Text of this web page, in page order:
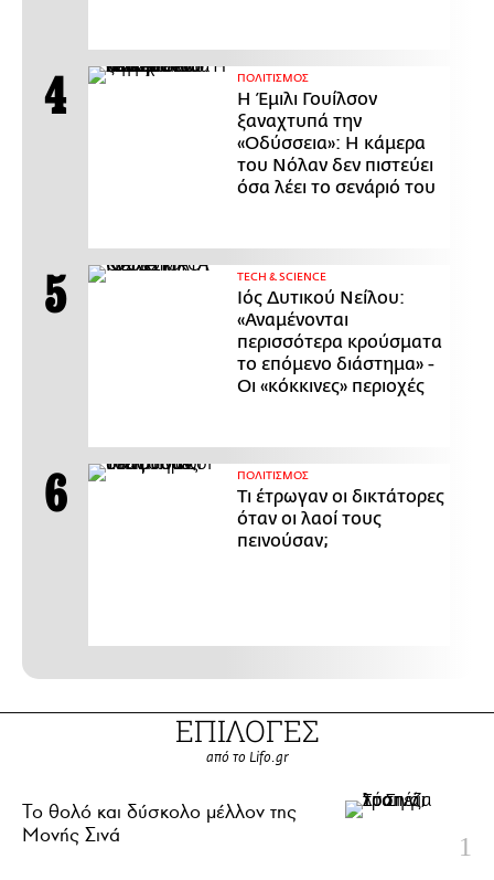
ΠΟΛΙΤΙΣΜΟΣ
Η Έμιλι Γουίλσον
ξαναχτυπά την
«Οδύσσεια»: Η κάμερα
του Νόλαν δεν πιστεύει
όσα λέει το σενάριό του
ΤECH & SCIENCE
Ιός Δυτικού Νείλου:
«Αναμένονται
περισσότερα κρούσματα
το επόμενο διάστημα» -
Οι «κόκκινες» περιοχές
ΠΟΛΙΤΙΣΜΟΣ
Τι έτρωγαν οι δικτάτορες
όταν οι λαοί τους
πεινούσαν;
ΕΠΙΛΟΓΕΣ
από το Lifo.gr
Το θολό και δύσκολο μέλλον της
Μονής Σινά